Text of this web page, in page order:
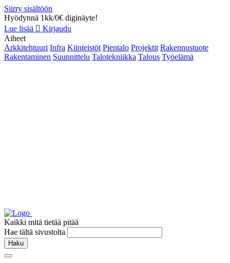
Siirry sisältöön
Hyödynnä 1kk/0€ diginäyte!
Lue lisää
Kirjaudu
Aiheet
Arkkitehtuuri Infra Kiinteistöt Pientalo Projektit Rakennustuote
Rakentaminen Suunnittelu Talotekniikka Talous Työelämä
Kaikki mitä tietää pitää
Hae tältä sivustolta
Haku